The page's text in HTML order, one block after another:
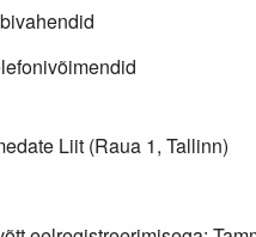
Liit (Raua 1, Tallinn)